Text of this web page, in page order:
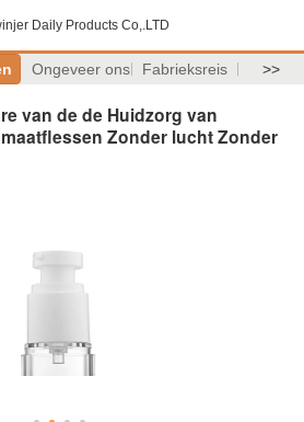
Daily Products Co,.LTD
Ongeveer ons Fabrieksreis >>
van de de Huidzorg van
Zonder lucht Zonder